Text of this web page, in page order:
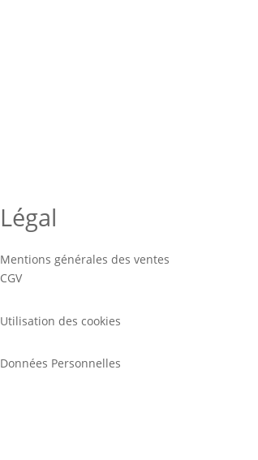
Légal
Mentions générales des ventes
CGV
Utilisation des cookies
Données Personnelles